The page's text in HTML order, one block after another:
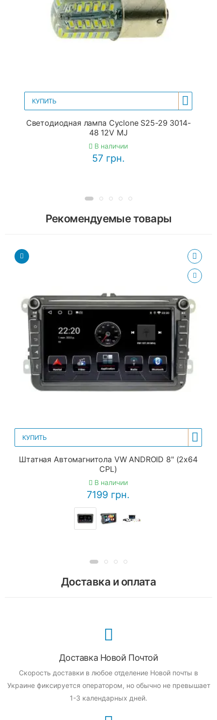
КУПИТЬ
Светодиодная лампа Cyclone S25-29 3014-
48 12V MJ
В наличии
57 грн.
Рекомендуемые товары
КУПИТЬ
Штатная Автомагнитола VW ANDROID 8" (2x64
CPL)
В наличии
7199 грн.
Доставка и оплата
Доставка Новой Почтой
Скорость доставки в любое отделение Новой почты в
Украине фиксируется оператором, но обычно не превышает
1-3 календарных дней.